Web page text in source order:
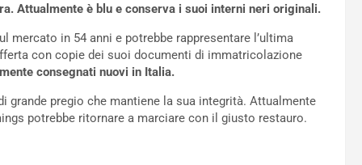
Attualmente è blu e conserva i suoi interni neri originali.
in 54 anni e potrebbe rappresentare l’ultima
con copie dei suoi documenti di immatricolazione
consegnati nuovi in ​​Italia.
grande pregio che mantiene la sua integrità. Attualmente
potrebbe ritornare a marciare con il giusto restauro.